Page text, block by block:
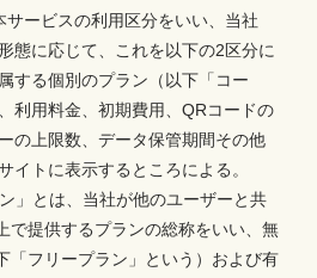
ービスの利用区分をいい、当社
態に応じて、これを以下の2区分に
する個別のプラン（以下「コー
利用料金、初期費用、QRコードの
の上限数、データ保管期間その他
イトに表示するところによる。
」とは、当社が他のユーザーと共
で提供するプランの総称をいい、無
「フリープラン」という）および有